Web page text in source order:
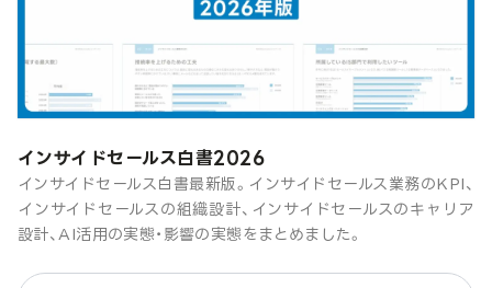
インサイドセールス白書2026
インサイドセールス白書最新版。インサイドセールス業務のKPI、
インサイドセールスの組織設計、インサイドセールスのキャリア
設計、AI活用の実態・影響の実態をまとめました。